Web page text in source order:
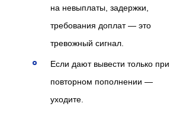
на невыплаты, задержки,
требования доплат — это
тревожный сигнал.
Если дают вывести только при
повторном пополнении —
уходите.